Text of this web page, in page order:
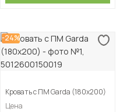
-24%
Кровать с ПМ Garda (180х200)
Цена